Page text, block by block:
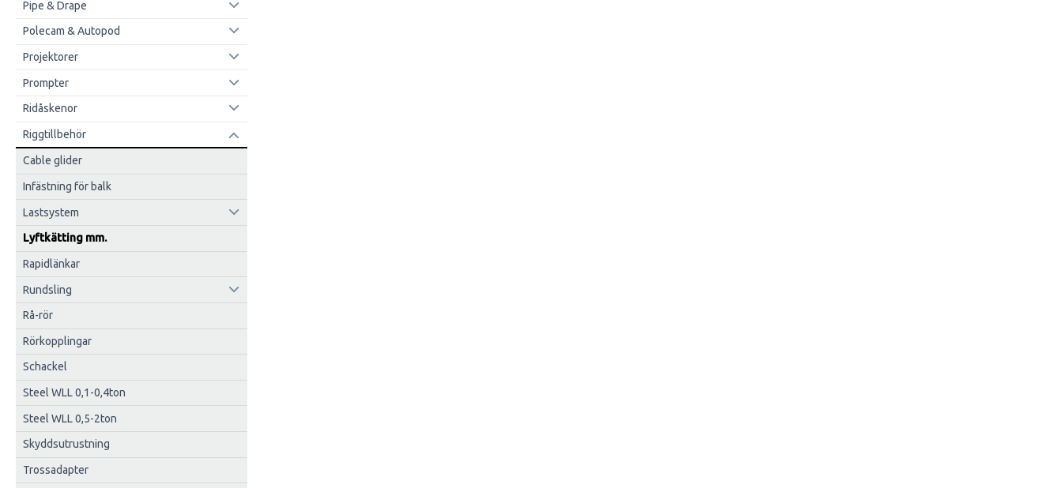
Pipe & Drape
Polecam & Autopod
Projektorer
Prompter
Ridåskenor
Riggtillbehör
Cable glider
Infästning för balk
Lastsystem
Lyftkätting mm.
Rapidlänkar
Rundsling
Rå-rör
Rörkopplingar
Schackel
Steel WLL 0,1-0,4ton
Steel WLL 0,5-2ton
Skyddsutrustning
Trossadapter